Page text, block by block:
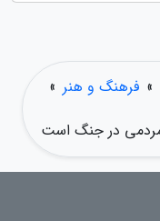
» فرهنگ و هنر »